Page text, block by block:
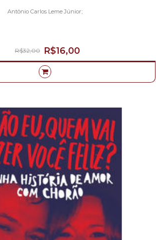
Antônio Carlos Leme Júnior;
R$16,00
R$32,00